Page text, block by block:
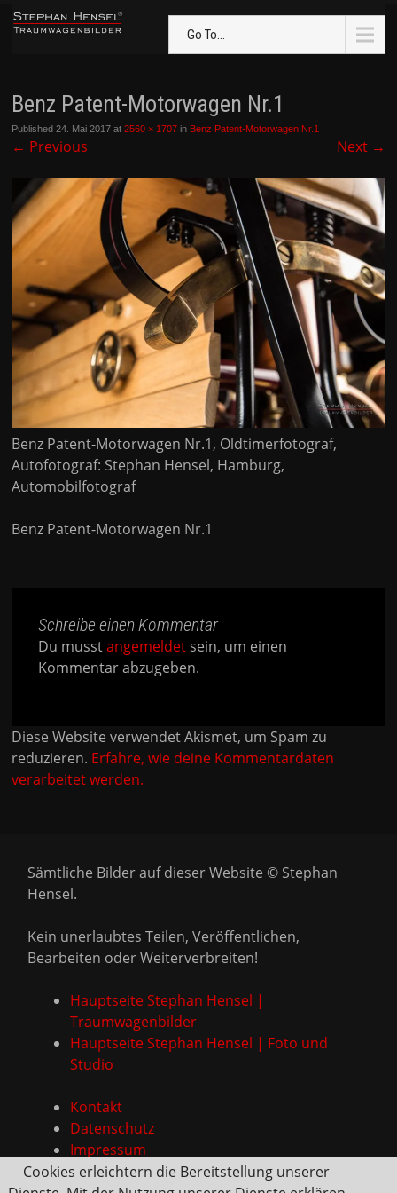
Go To...
Benz Patent-Motorwagen Nr.1
Published24. Mai 2017 at2560 × 1707 in Benz Patent-Motorwagen Nr.1
← Previous Next →
Benz Patent-Motorwagen Nr.1, Oldtimerfotograf,
Autofotograf: Stephan Hensel, Hamburg,
Automobilfotograf
Benz Patent-Motorwagen Nr.1
Schreibe einen Kommentar
Du musstangemeldet sein, um einen
Kommentar abzugeben.
Diese Website verwendet Akismet, um Spam zu
reduzieren. Erfahre, wie deine Kommentardaten
verarbeitet werden.
Sämtliche Bilder auf dieser Website © Stephan
Hensel.
Kein unerlaubtes Teilen, Veröffentlichen,
Bearbeiten oder Weiterverbreiten!
Hauptseite Stephan Hensel |
Traumwagenbilder
Hauptseite Stephan Hensel | Foto und
Studio
Kontakt
Datenschutz
Impressum
Cookies erleichtern die Bereitstellung unserer